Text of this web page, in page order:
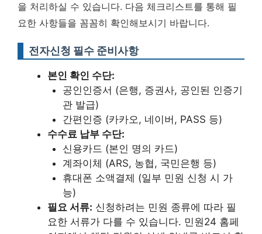
을 처리하실 수 있습니다. 다음 체크리스트를 통해 필
요한 사항들을 꼼꼼히 확인해보시기 바랍니다.
전자신청 필수 준비사항
본인 확인 수단:
공인인증서 (은행, 증권사, 공인된 인증기
관 발급)
간편인증 (카카오, 네이버, PASS 등)
수수료 납부 수단:
신용카드 (본인 명의 카드)
계좌이체 (ARS, 농협, 국민은행 등)
휴대폰 소액결제 (일부 민원 신청 시 가
능)
필요 서류: 신청하려는 민원 종류에 따라 필
요한 서류가 다를 수 있습니다. 민원24 홈페